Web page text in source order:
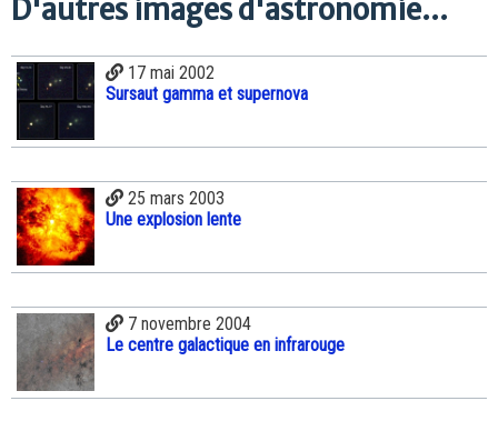
D'autres images d'astronomie...
17 mai 2002
Sursaut gamma et supernova
25 mars 2003
Une explosion lente
7 novembre 2004
Le centre galactique en infrarouge